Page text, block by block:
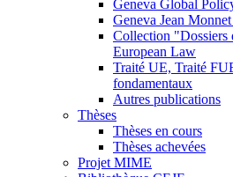
Geneva Global
Geneva Jean
Collection "Dossiers
European Law
Traité UE, Traité
fondamentaux
Autres publications
Thèses
Thèses en cours
Thèses achevées
Projet MIME